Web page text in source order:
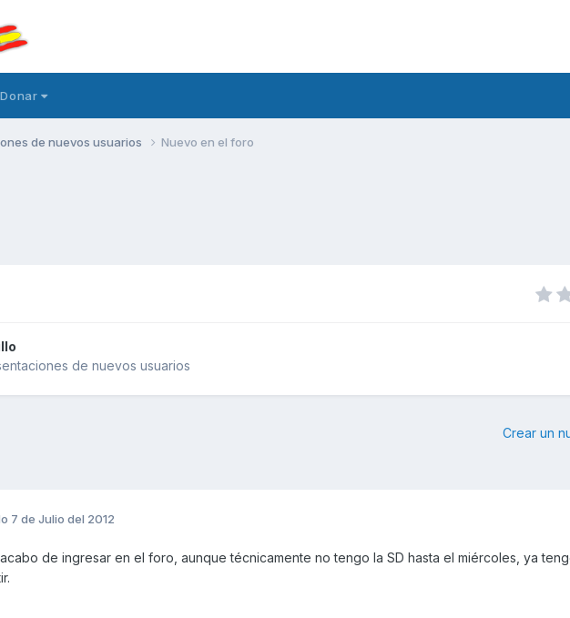
Donar
de nuevos usuarios Nuevo en el foro
de nuevos usuarios
Crear un
7 de Julio del 2012
de ingresar en el foro, aunque técnicamente no tengo la SD hasta el miércoles, ya